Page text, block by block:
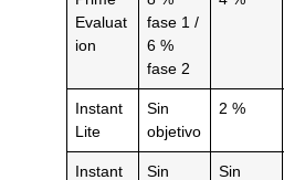
Evaluat
ion
fase 1 /
6 %
fase 2
Instant
Lite
Sin
objetivo
2 %
Instant
Sin
Sin